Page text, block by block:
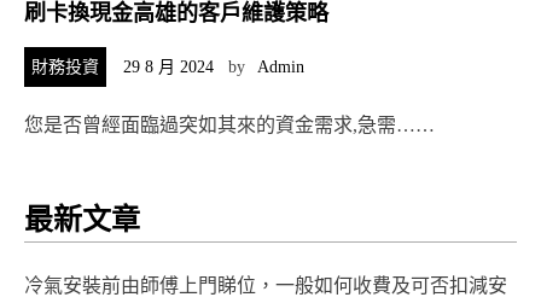
刷卡換現金高雄的客戶維護策略
財務投資 29 8 月 2024 by Admin
您是否曾經面臨過突如其來的資金需求,急需……
最新文章
冷氣安裝前由師傅上門睇位，一般如何收費及可否扣減安